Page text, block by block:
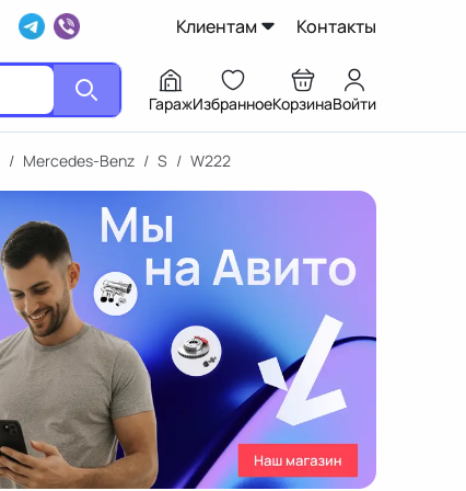
Клиентам Контакты
ГаражИзбранноеКорзинаВойти
/ Mercedes-Benz / S / W222